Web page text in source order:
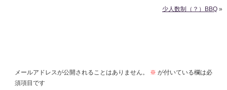
少人数制（？）BBQ »
メールアドレスが公開されることはありません。 ※ が付いている欄は必
須項目です